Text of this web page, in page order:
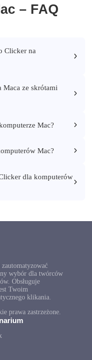
– FAQ
Clicker na
ze skrótami
Mac?
Mac?
dla komputerów
wybór dla twórców
Obsługuje
Twoim
klikania.
prawa zastrzeżone.